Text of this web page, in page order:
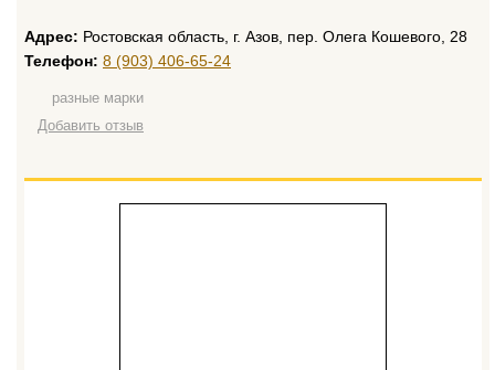
Адрес: Ростовская область, г. Азов, пер. Олега Кошевого, 28
Телефон: 8 (903) 406-65-24
разные марки
Добавить отзыв